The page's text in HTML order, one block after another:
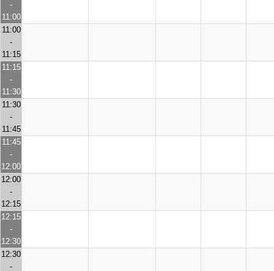
-
11:00
11:00
-
11:15
11:15
-
11:30
11:30
-
11:45
11:45
-
12:00
12:00
-
12:15
12:15
-
12:30
12:30
-